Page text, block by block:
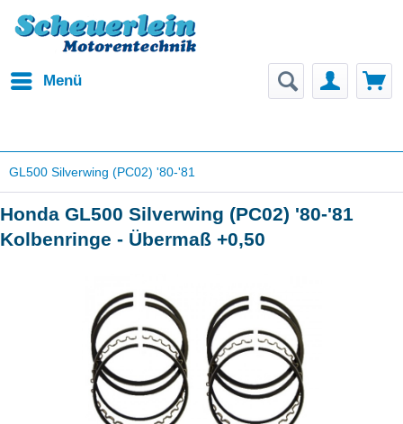
Menü
GL500 Silverwing (PC02) '80-'81
Honda GL500 Silverwing (PC02) '80-'81
Kolbenringe - Übermaß +0,50